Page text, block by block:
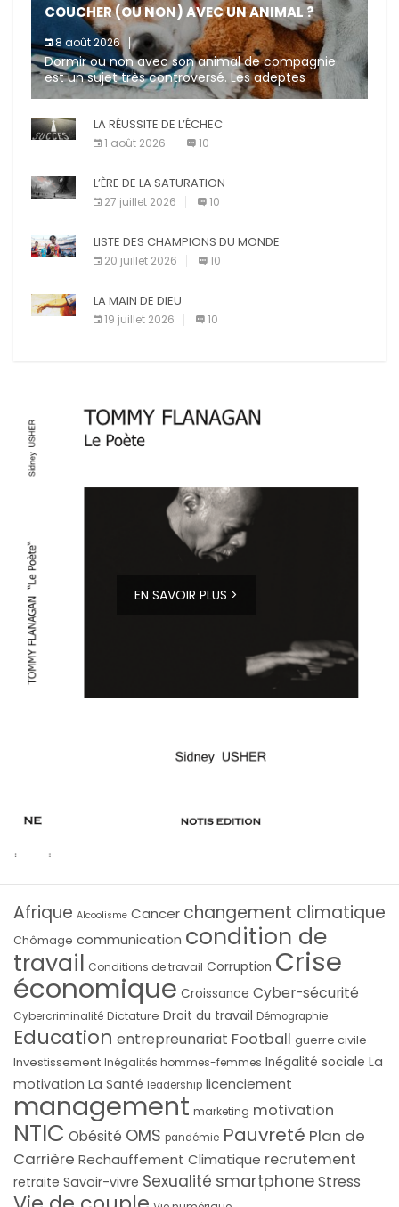
COUCHER (OU NON) AVEC UN ANIMAL ?
8 août 2026
Dormir ou non avec son animal de compagnie
est un sujet très controversé. Les adeptes
affirment que la présence de leur compagnon à
LA RÉUSSITE DE L’ÉCHEC
1 août 2026 10
L’ÈRE DE LA SATURATION
27 juillet 2026 10
LISTE DES CHAMPIONS DU MONDE
20 juillet 2026 10
LA MAIN DE DIEU
19 juillet 2026 10
EN SAVOIR PLUS >
Afrique Alcoolisme Cancer changement climatique
Chômage communication condition de
travail Conditions de travail Corruption Crise
économique Croissance Cyber-sécurité
Cybercriminalité Dictature Droit du travail Démographie
Education entrepreunariat Football guerre civile
Investissement Inégalités hommes-femmes Inégalité sociale La
motivation La Santé leadership licenciement
management marketing motivation
NTIC Obésité OMS pandémie Pauvreté Plan de
Carrière Rechauffement Climatique recrutement
retraite Savoir-vivre Sexualité smartphoneStress